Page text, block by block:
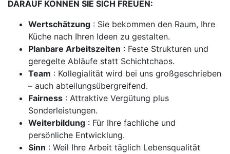
DARAUF KÖNNEN SIE SICH FREUEN:
Wertschätzung : Sie bekommen den Raum, Ihre
Küche nach Ihren Ideen zu gestalten.
Planbare Arbeitszeiten : Feste Strukturen und
geregelte Abläufe statt Schichtchaos.
Team : Kollegialität wird bei uns großgeschrieben
– auch abteilungsübergreifend.
Fairness : Attraktive Vergütung plus
Sonderleistungen.
Weiterbildung : Für Ihre fachliche und
persönliche Entwicklung.
Sinn : Weil Ihre Arbeit täglich Lebensqualität